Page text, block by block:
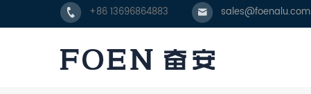
+86 13696864883 sales@foenalu.com